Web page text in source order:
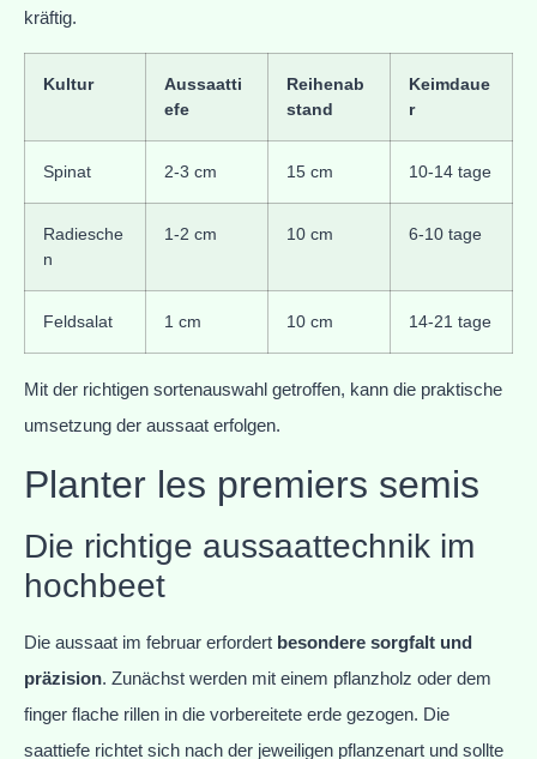
kräftig.
Kultur
Aussaatti
efe
Reihenab
stand
Keimdaue
r
Spinat 2-3 cm 15 cm 10-14 tage
Radiesche
n
1-2 cm 10 cm 6-10 tage
Feldsalat 1 cm 10 cm 14-21 tage
Mit der richtigen sortenauswahl getroffen, kann die praktische
umsetzung der aussaat erfolgen.
Planter les premiers semis
Die richtige aussaattechnik im
hochbeet
Die aussaat im februar erfordert besondere sorgfalt und
präzision. Zunächst werden mit einem pflanzholz oder dem
finger flache rillen in die vorbereitete erde gezogen. Die
saattiefe richtet sich nach der jeweiligen pflanzenart und sollte